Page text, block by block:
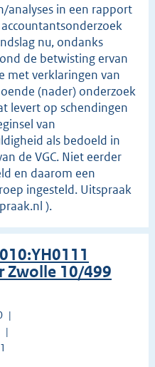
analyses in een rapport
nu, ondanks
de betwisting ervan
met verklaringen van
(nader) onderzoek
levert op schendingen
van
als bedoeld in
de VGC. Niet eerder
en daarom een
ingesteld. Uitspraak
).
Zwolle 10/499